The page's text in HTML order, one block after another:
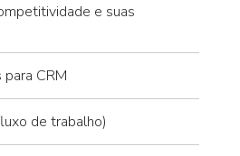
e suas
CRM
de trabalho)